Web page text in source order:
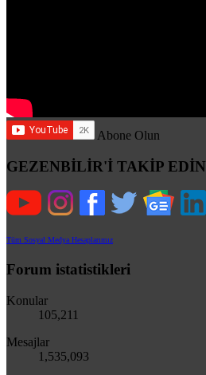
Abone Olun
GEZENBİLİR'İ TAKİP EDİN
Tüm Sosyal Medya Hesaplarımız
Forum istatistikleri
Konular
105,211
Mesajlar
1,535,093